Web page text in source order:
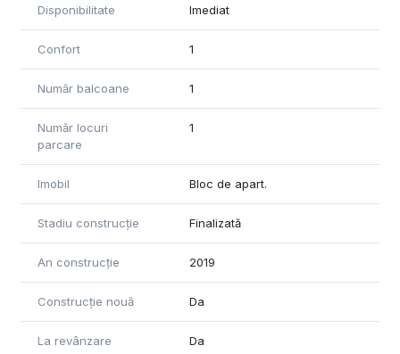
Disponibilitate Imediat
Confort 1
Număr balcoane 1
Număr locuri
parcare
1
Imobil Bloc de apart.
Stadiu construcție Finalizată
An construcție 2019
Construcție nouă Da
La revânzare Da